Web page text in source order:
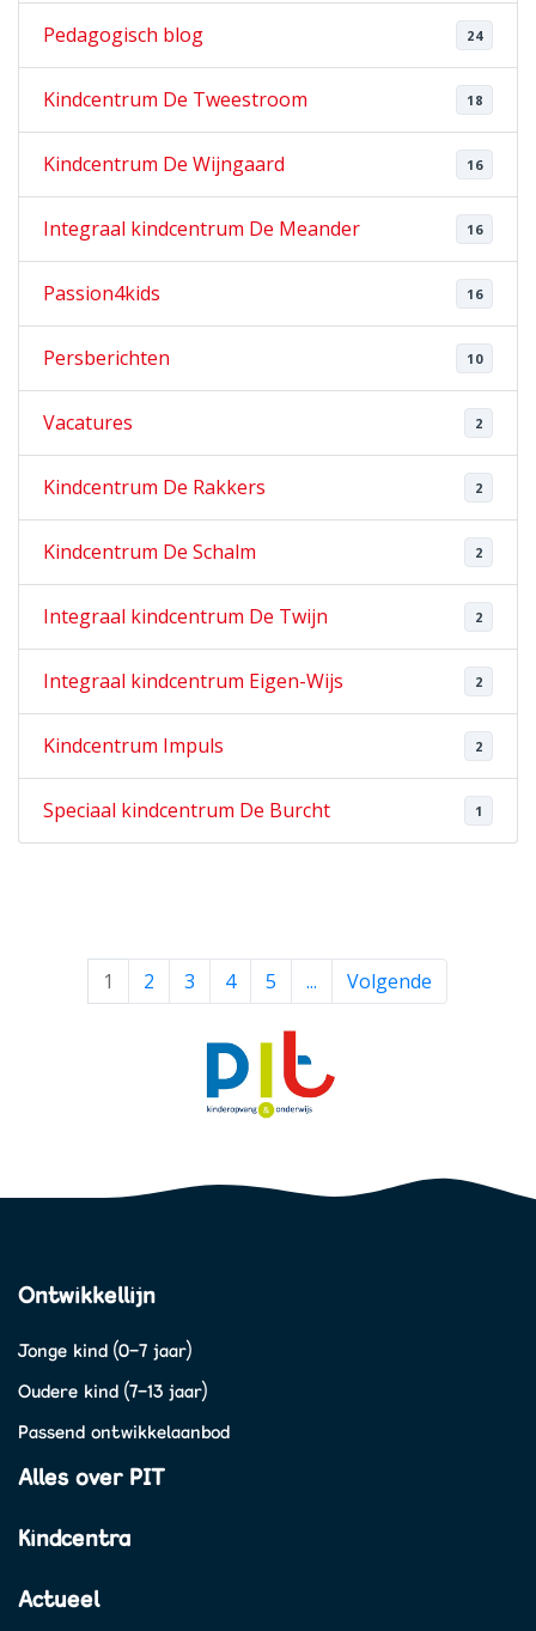
Pedagogisch blog 24
Kindcentrum De Tweestroom 18
Kindcentrum De Wijngaard 16
Integraal kindcentrum De Meander 16
Passion4kids 16
Persberichten 10
Vacatures 2
Kindcentrum De Rakkers 2
Kindcentrum De Schalm 2
Integraal kindcentrum De Twijn 2
Integraal kindcentrum Eigen-Wijs 2
Kindcentrum Impuls 2
Speciaal kindcentrum De Burcht 1
1 2 3 4 5 ... Volgende
Ontwikkellijn
Jonge kind (0-7 jaar)
Oudere kind (7-13 jaar)
Passend ontwikkelaanbod
Alles over PIT
Kindcentra
Actueel